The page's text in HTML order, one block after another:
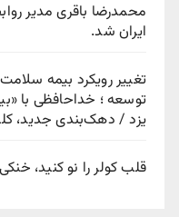
ایران شد.
تغییر رویکرد بیمه
توسعه ؛ خداحافظی با
یزد / دهک‌بندی جدید،
قلب کولر را نو کنید،